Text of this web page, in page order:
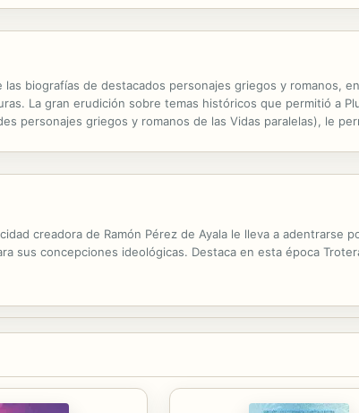
las biografías de destacados personajes griegos y romanos,
La gran erudición sobre temas históricos que permitió a
personajes griegos y romanos de las Vidas paralelas), le
creadora de Ramón Pérez de Ayala le lleva a adentrarse
sus concepciones ideológicas. Destaca en esta época